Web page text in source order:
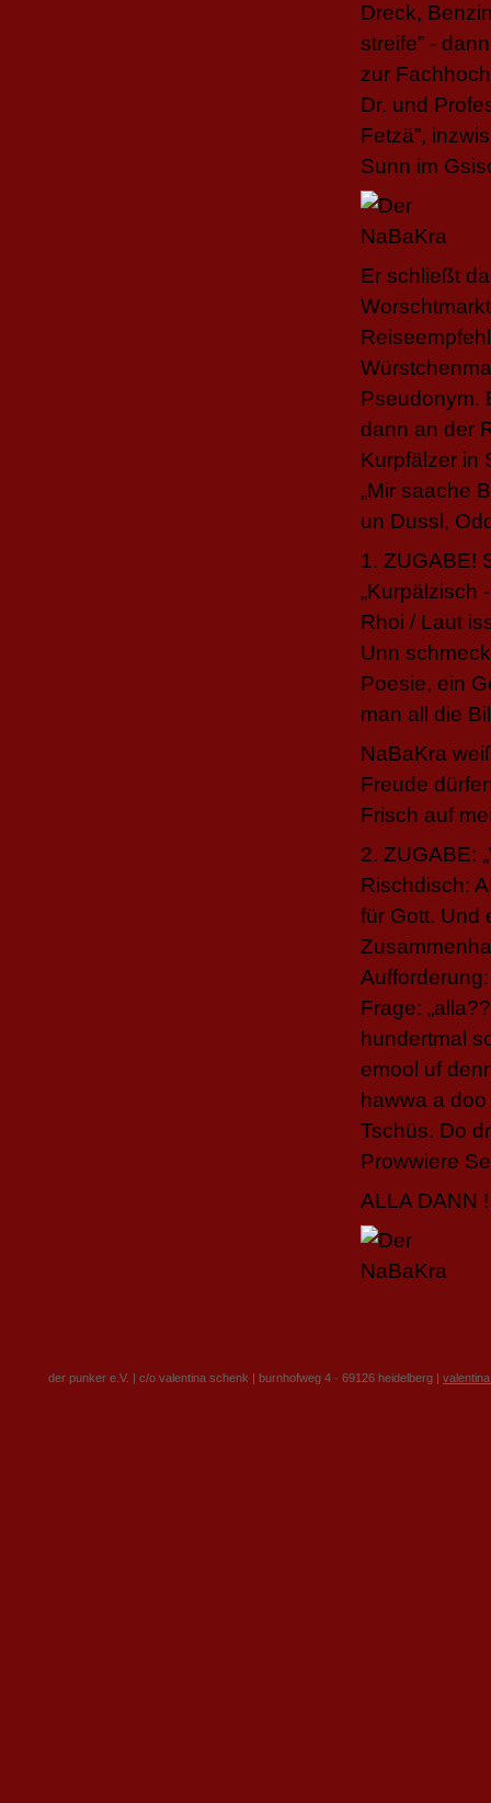
Dreck,
streife” -
zur
Dr. und
Fetzä”,
Sunn im
Er schließt
Pseudonym.
dann an der
Kurpfälzer in
„Mir saache
un Dussl,
1. ZUGABE!
„Kurpälzisch
Rhoi / Laut
Unn
Poesie, ein
man all die
NaBaKra
Freude
Frisch auf
2. ZUGABE:
Rischdisch:
für Gott. Und
Frage:
hundertmal
emool uf
hawwa a
Tschüs. Do
Prowwiere
ALLA DANN !
der punker e.V. | c/o valentina schenk | burnhofweg 4 · 69126 heidelberg |